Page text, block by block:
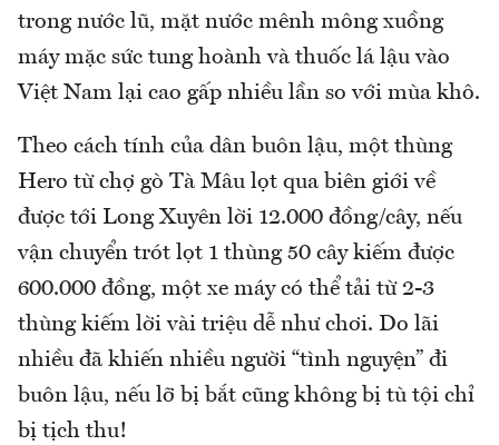
trong nước lũ, mặt nước mênh mông xuồng
máy mặc sức tung hoành và thuốc lá lậu vào
Việt Nam lại cao gấp nhiều lần so với mùa khô.
Theo cách tính của dân buôn lậu, một thùng
Hero từ chợ gò Tà Mâu lọt qua biên giới về
được tới Long Xuyên lời 12.000 đồng/cây, nếu
vận chuyển trót lọt 1 thùng 50 cây kiếm được
600.000 đồng, một xe máy có thể tải từ 2-3
thùng kiếm lời vài triệu dễ như chơi. Do lãi
nhiều đã khiến nhiều người “tình nguyện” đi
buôn lậu, nếu lỡ bị bắt cũng không bị tù tội chỉ
bị tịch thu!